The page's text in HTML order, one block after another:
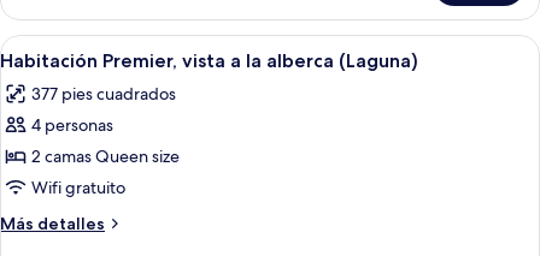
familiar
(Grand)
Abrir
todas
las
fotos
de
Habitación
Premier,
vista
Una habitación de hotel moderna
6
Habitación Premier, vista a la alberca (Laguna)
377 pies cuadrados
4 personas
2 camas Queen size
Wifi gratuito
Más detalles
Más